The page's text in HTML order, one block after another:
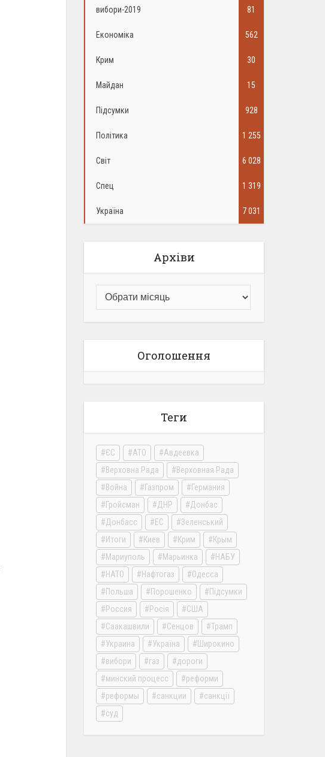
вибори-2019 81
Економіка 562
Крим 30
Майдан 15
Підсумки 928
Політика 1 255
Світ 6 028
Спец 1 319
Україна 7 031
Архіви
Оголошення
Теги
ЄС АТО
Авдеевка
Верховна Рада
Верховная Рада
Война
Газпром
Германия
Гройсман
ДНР
Донбас
Донбасс
ЕС
Зеленський
Итоги
Киев Крим
Крым
Мариуполь
Марьинка
НАБУ
НАТО
Нафтогаз
Одесса
Польша
Порошенко
Підсумки
Россия
Росія
США
Саакашвили
Сенцов
Трамп
Украина
Україна
Широкино
вибори
газ
дороги
минский процесс
реформи
реформы
санкции
санкції
суд